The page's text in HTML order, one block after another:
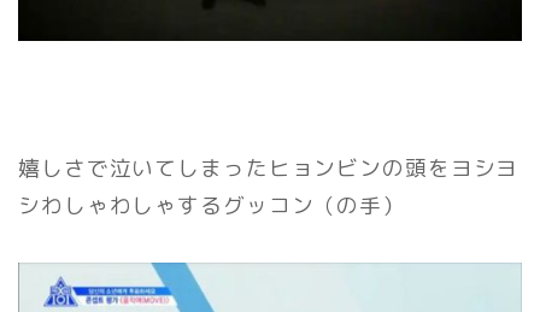
嬉しさで泣いてしまったヒョンビンの頭をヨシヨ
シわしゃわしゃするグッコン（の手）